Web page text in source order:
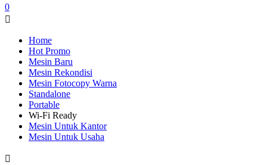
0
Home
Hot Promo
Mesin Baru
Mesin Rekondisi
Mesin Fotocopy Warna
Standalone
Portable
Wi-Fi Ready
Mesin Untuk Kantor
Mesin Untuk Usaha